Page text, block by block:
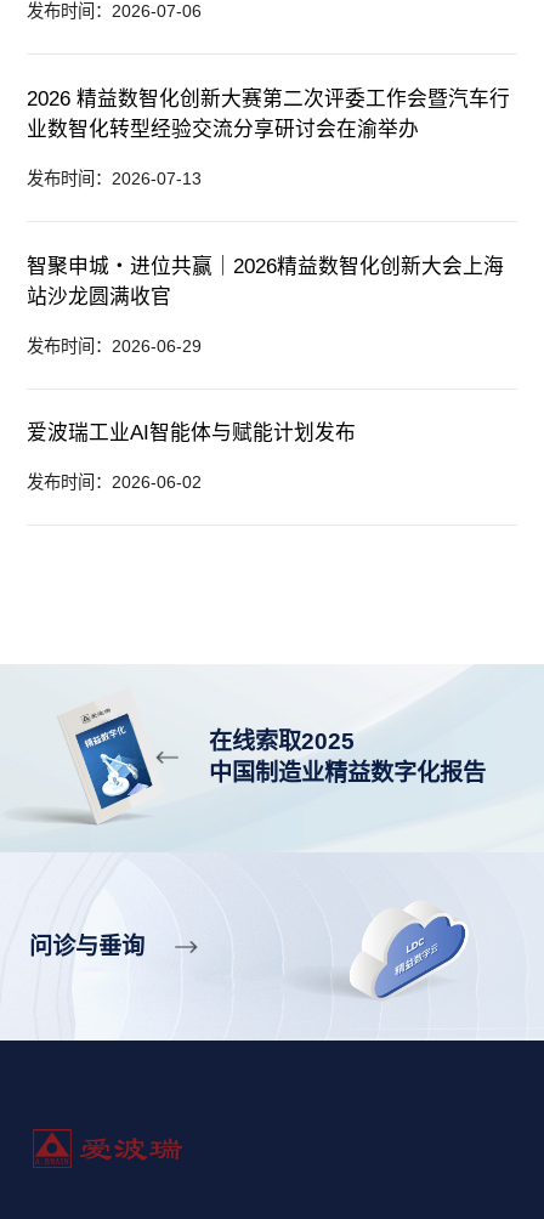
发布时间：2026-07-06
2026 精益数智化创新大赛第二次评委工作会暨汽车行
业数智化转型经验交流分享研讨会在渝举办
发布时间：2026-07-13
智聚申城・进位共赢｜2026精益数智化创新大会上海
站沙龙圆满收官
发布时间：2026-06-29
爱波瑞工业AI智能体与赋能计划发布
发布时间：2026-06-02
在线索取2025
中国制造业精益数字化报告
问诊与垂询